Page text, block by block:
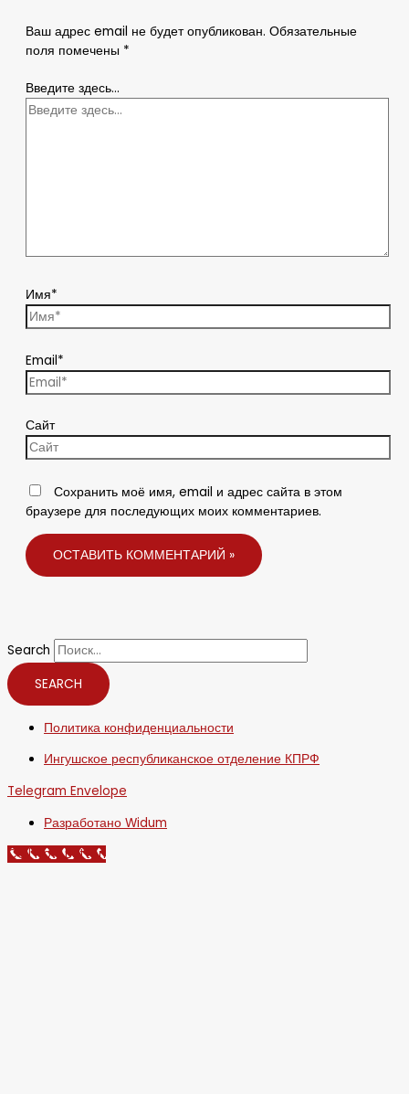
Ваш адрес email не будет опубликован. Обязательные
поля помечены *
Введите здесь...
Имя*
Email*
Сайт
Сохранить моё имя, email и адрес сайта в этом
браузере для последующих моих комментариев.
Search
SEARCH
Политика конфиденциальности
Ингушское республиканское отделение КПРФ
Telegram Envelope
Разработано Widum
Call Now Button